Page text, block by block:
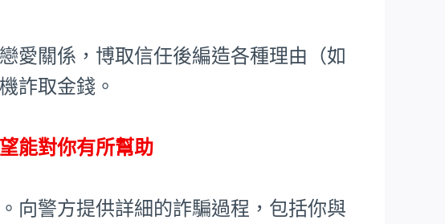
愛關係，博取信任後編造各種理由（如
詐取金錢。
能對你有所幫助
向警方提供詳細的詐騙過程，包括你與